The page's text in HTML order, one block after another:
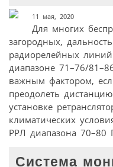
11 мая, 2020
Для многих
загородных,
радиорелейных
диапазоне 71–76/
важным фактором,
преодолеть
установке
климатических
РРЛ диапазона 70–80
Система